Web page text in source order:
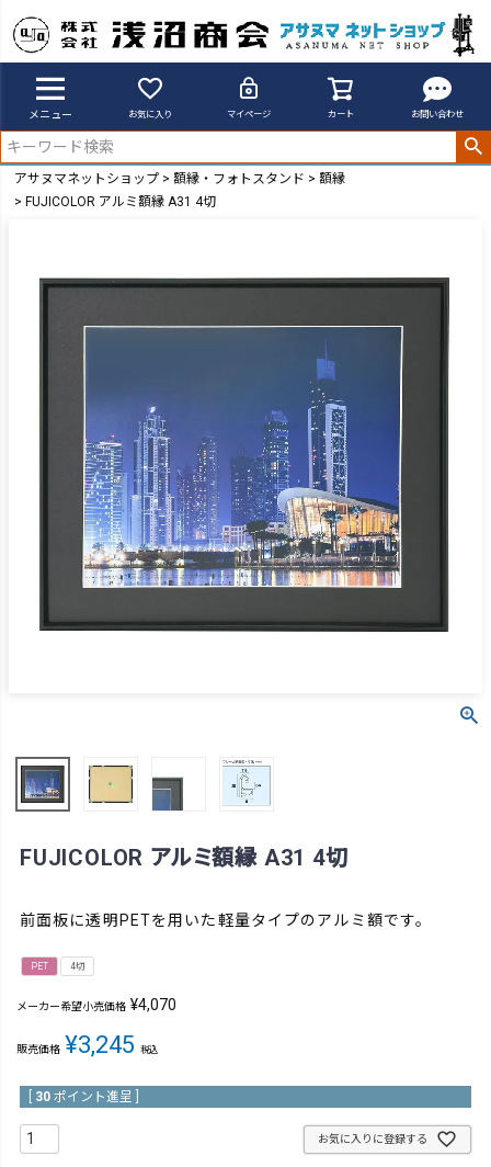
メニュー お気に入り マイページ カート お問い合わせ
アサヌマネットショップ 額縁・フォトスタンド
額縁
FUJICOLOR アルミ額縁 A31 4切
FUJICOLOR アルミ額縁 A31 4切
前面板に透明PETを用いた軽量タイプのアルミ額です。
PET 4切
メーカー希望小売価格 ¥4,070
販売価格 ¥3,245 税込
30 ポイント進呈 ]
お気に入りに登録する